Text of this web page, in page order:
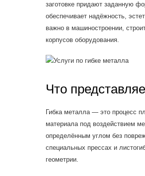
заготовке придают заданную
обеспечивает надёжность,
важно в машиностроении,
корпусов оборудования.
Что
Гибка металла — это процесс
материала под воздействием
определённым углом без
специальных прессах и
геометрии.